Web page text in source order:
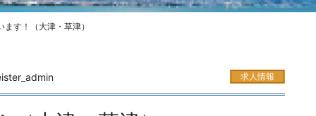
す！（大津・草津）
求人情報